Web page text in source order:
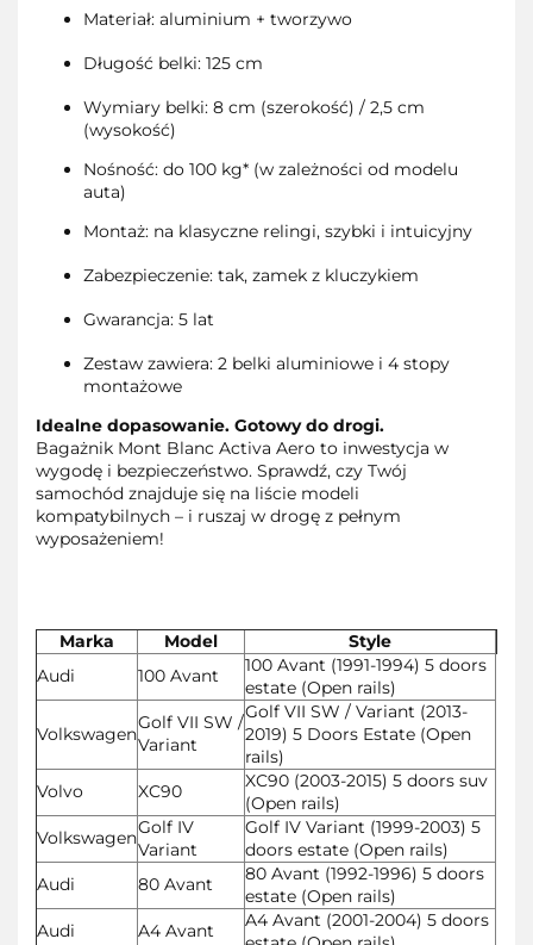
Materiał: aluminium + tworzywo
Długość belki: 125 cm
Wymiary belki: 8 cm (szerokość) / 2,5 cm
(wysokość)
Nośność: do 100 kg* (w zależności od modelu
auta)
Montaż: na klasyczne relingi, szybki i intuicyjny
Zabezpieczenie: tak, zamek z kluczykiem
Gwarancja: 5 lat
Zestaw zawiera: 2 belki aluminiowe i 4 stopy
montażowe
Idealne dopasowanie. Gotowy do drogi.
Bagażnik Mont Blanc Activa Aero to inwestycja w
wygodę i bezpieczeństwo. Sprawdź, czy Twój
samochód znajduje się na liście modeli
kompatybilnych – i ruszaj w drogę z pełnym
wyposażeniem!
Marka Model
Style
Audi
100 Avant
100 Avant (1991-1994) 5 doors
estate (Open rails)
Volkswagen
Golf VII SW /
Variant
Golf VII SW / Variant (2013-
2019) 5 Doors Estate (Open
rails)
Volvo
XC90
XC90 (2003-2015) 5 doors suv
(Open rails)
VolkswagenGolf IV
Variant
Golf IV Variant (1999-2003) 5
doors estate (Open rails)
Audi
80 Avant
80 Avant (1992-1996) 5 doors
estate (Open rails)
Audi
A4 Avant
A4 Avant (2001-2004) 5 doors